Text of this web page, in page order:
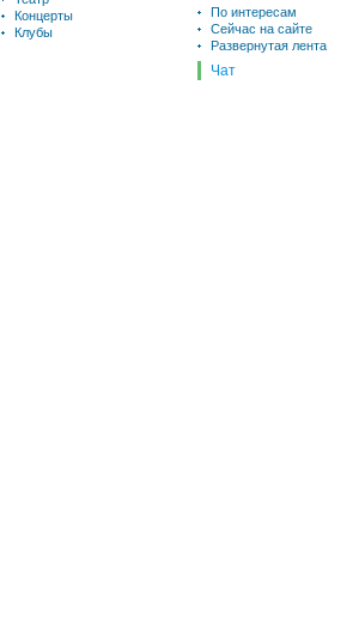
Концерты
Клубы
По интересам
Сейчас на сайте
Развернутая лента
Чат